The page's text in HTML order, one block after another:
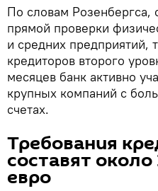
По словам Розенбергса,
прямой проверки
и средних предприятий,
кредиторов второго
месяцев банк активно
крупных компаний с
счетах.
Требования
составят
евро